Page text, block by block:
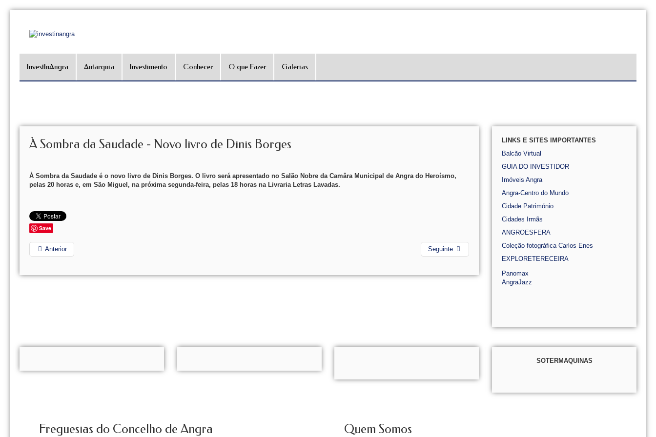
InvestInAngra Autarquia Investimento Conhecer O que Fazer Galerias
À Sombra da Saudade - Novo livro de Dinis Borges
À Sombra da Saudade é o novo livro de Dinis Borges. O livro será apresentado no Salão Nobre da Camâra Municipal de Angra do Heroísmo,
pelas 20 horas e, em São Miguel, na próxima segunda-feira, pelas 18 horas na Livraria Letras Lavadas.
Save
Anterior Seguinte
LINKS E SITES IMPORTANTES
Balcão Virtual
GUIA DO INVESTIDOR
Imóveis Angra
Angra-Centro do Mundo
Cidade Património
Cidades Irmãs
ANGROESFERA
Coleção fotográfica Carlos Enes
EXPLORETERECEIRA
Panomax
AngraJazz
SOTERMAQUINAS
Freguesias do Concelho de Angra Quem Somos